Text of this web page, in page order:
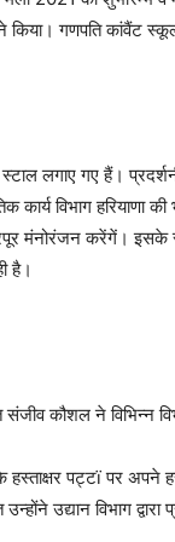
किया। गणपति कांवैंट
लगाए गए हैं।
विभाग हरियाणा
मंनोरंजन करेंगें। इसके
है।
कौशल ने विभिन्न
हस्ताक्षर पट्टï पर अपने
उद्यान विभाग